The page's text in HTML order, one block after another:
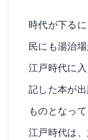
時代が下る
民にも湯治
江戸時代に
記した本が
ものとなって
江戸時代は